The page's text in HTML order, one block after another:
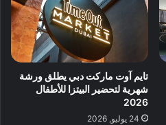
تايم آوت ماركت دبي يطلق ورشة
شهرية لتحضير البيتزا للأطفال
2026
24 يوليو, 2026